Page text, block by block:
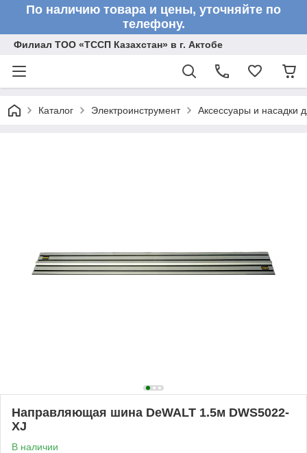
По наличию товара и цены, уточняйте по
телефону.
Филиал ТОО «ТССП Казахстан» в г. Актобе
Каталог Электроинструмент Аксессуары и насадки
Направляющая шина DeWALT 1.5м DWS5022-
XJ
В наличии